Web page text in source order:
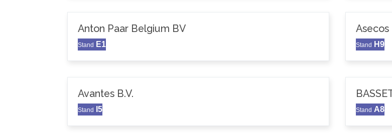
Anton Paar Belgium BV
Stand E1
Asecos
Stand H9
Avantes B.V.
Stand I5 Stand A8